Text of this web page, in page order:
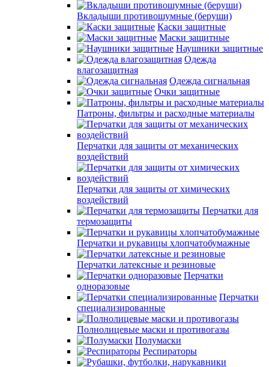
Вкладыши противошумные (беруши)
Каски защитные
Маски защитные
Наушники защитные
Одежда
влагозащитная
Одежда сигнальная
Очки защитные
Патроны, фильтры и расходные материалы
Перчатки для защиты от механических
воздействий
Перчатки для защиты от химических
воздействий
Перчатки для
термозащиты
Перчатки и рукавицы хлопчатобумажные
Перчатки латексные и резиновые
Перчатки
одноразовые
Перчатки
специализированные
Полнолицевые маски и противогазы
Полумаски
Респираторы